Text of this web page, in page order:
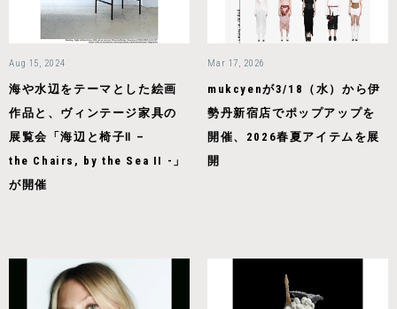
Aug 15, 2024
海や水辺をテーマとした絵画
作品と、ヴィンテージ家具の
展覧会「海辺と椅子Ⅱ –
the Chairs, by the Sea II -」
が開催
Mar 17, 2026
mukcyenが3/18（水）から伊
勢丹新宿店でポップアップを
開催、2026春夏アイテムを展
開